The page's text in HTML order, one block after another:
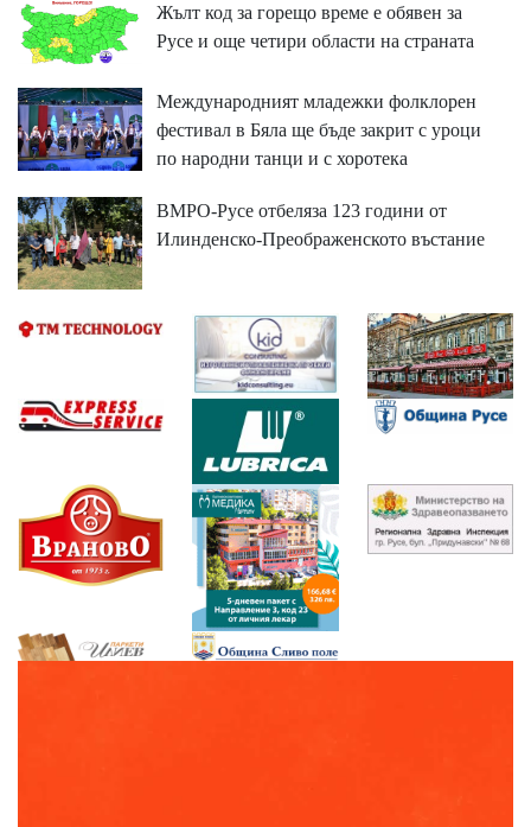
Жълт код за горещо време е обявен за
Русе и още четири области на страната
Международният младежки фолклорен
фестивал в Бяла ще бъде закрит с уроци
по народни танци и с хоротека
ВМРО-Русе отбеляза 123 години от
Илинденско-Преображенското въстание